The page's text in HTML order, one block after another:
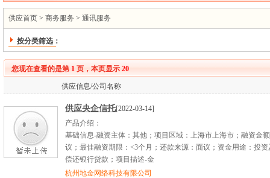
供应首页 > 商务服务 > 通讯服务
按分类筛选：
您现在查看的是第 1 页，本页显示 20
供应信息/公司名称
供应央企信托[2022-03-14]
产品介绍：
基础信息-融资主体：其他；项目区域：上海市上海市；融资金
议；最佳融资期限：<3个月；还款来源：面议；资金用途：投
偿还银行贷款；项目描述-金
杭州地金网络科技有限公司